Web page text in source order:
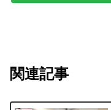
関連記事